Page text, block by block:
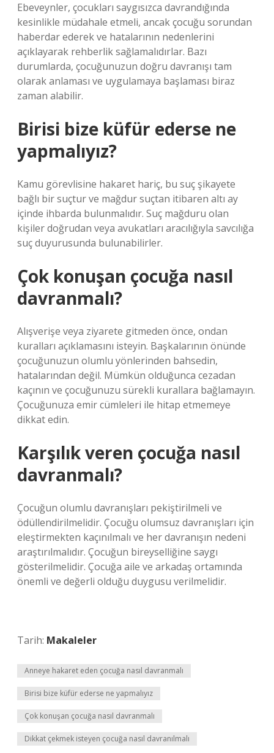
Ebeveynler, çocukları saygısızca davrandığında
kesinlikle müdahale etmeli, ancak çocuğu sorundan
haberdar ederek ve hatalarının nedenlerini
açıklayarak rehberlik sağlamalıdırlar. Bazı
durumlarda, çocuğunuzun doğru davranışı tam
olarak anlaması ve uygulamaya başlaması biraz
zaman alabilir.
Birisi bize küfür ederse ne
yapmalıyız?
Kamu görevlisine hakaret hariç, bu suç şikayete
bağlı bir suçtur ve mağdur suçtan itibaren altı ay
içinde ihbarda bulunmalıdır. Suç mağduru olan
kişiler doğrudan veya avukatları aracılığıyla savcılığa
suç duyurusunda bulunabilirler.
Çok konuşan çocuğa nasıl
davranmalı?
Alışverişe veya ziyarete gitmeden önce, ondan
kuralları açıklamasını isteyin. Başkalarının önünde
çocuğunuzun olumlu yönlerinden bahsedin,
hatalarından değil. Mümkün olduğunca cezadan
kaçının ve çocuğunuzu sürekli kurallara bağlamayın.
Çocuğunuza emir cümleleri ile hitap etmemeye
dikkat edin.
Karşılık veren çocuğa nasıl
davranmalı?
Çocuğun olumlu davranışları pekiştirilmeli ve
ödüllendirilmelidir. Çocuğu olumsuz davranışları için
eleştirmekten kaçınılmalı ve her davranışın nedeni
araştırılmalıdır. Çocuğun bireyselliğine saygı
gösterilmelidir. Çocuğa aile ve arkadaş ortamında
önemli ve değerli olduğu duygusu verilmelidir.
Tarih: Makaleler
Anneye hakaret eden çocuğa nasıl davranmalı
Birisi bize küfür ederse ne yapmalıyız
Çok konuşan çocuğa nasıl davranmalı
Dikkat çekmek isteyen çocuğa nasıl davranılmalı